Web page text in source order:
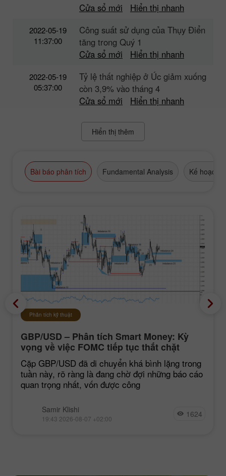
Cửa sổ mới
Hiển thị nhanh
2022-05-19
11:37:00
Công suất sử dụng của Thụy Điển
tăng trong Quý 1
Cửa sổ mới
Hiển thị nhanh
2022-05-19
05:37:00
Tỷ lệ thất nghiệp ở Úc giảm xuống
còn 3,9% vào tháng 4
Cửa sổ mới
Hiển thị nhanh
Hiển thị thêm
Bài báo phân tích Fundamental Analysis Kế hoạch
Phân tích kỹ thuật
GBP/USD – Phân tích Smart Money: Kỳ
vọng về việc FOMC tiếp tục thắt chặt
chính sách vẫn ở mức thấp
Cặp GBP/USD đã di chuyển khá bình lặng trong
tuần này, rõ ràng là đang chờ đợi những báo cáo
quan trọng nhất, vốn được công
Samir Klishi
19:43 2026-08-07 +02:00 1624